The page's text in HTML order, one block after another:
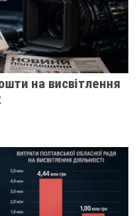
на висвітлення